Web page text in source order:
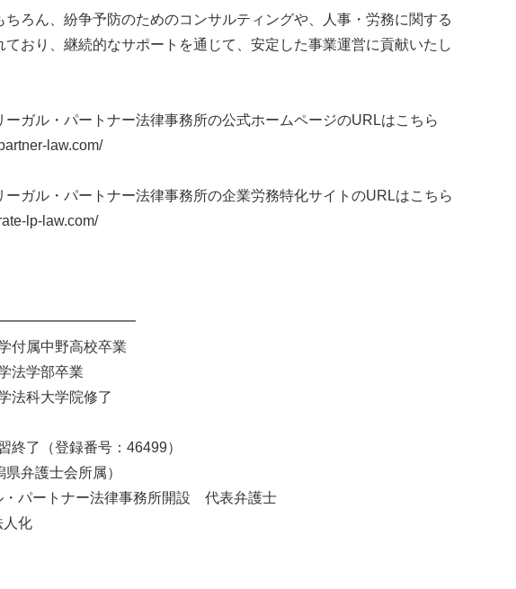
ちろん、紛争予防のためのコンサルティングや、人事・労務に関する
ており、継続的なサポートを通じて、安定した事業運営に貢献いたし
ガル・パートナー法律事務所の公式ホームページのURLはこちら
law.com/
ル・パートナー法律事務所の企業労務特化サイトのURLはこちら
lp-law.com/
付属中野高校卒業
法学部卒業
法科大学院修了
終了（登録番号：46499）
弁護士会所属）
・パートナー法律事務所開設 代表弁護士
人化